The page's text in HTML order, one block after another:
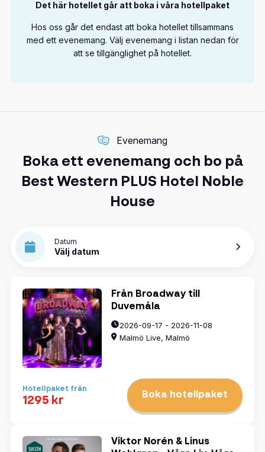
Det här hotellet går att boka i våra hotellpaket
Hos oss går det endast att boka hotellet tillsammans
med ett evenemang. Välj evenemang i listan nedan för
att se tillgänglighet på hotellet.
Evenemang
Boka ett evenemang och bo på
Best Western PLUS Hotel Noble
House
Datum
Välj datum
Från Broadway till
Duvemåla
2026-09-17 - 2026-11-08
Malmö Live, Malmö
Hotellpaket från
1295 kr Boka hotellpaket
Viktor Norén & Linus